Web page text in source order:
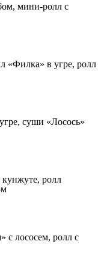
мини-ролл с
«Филка» в угре, ролл
суши «Лосось»
ролл
с лососем, ролл с